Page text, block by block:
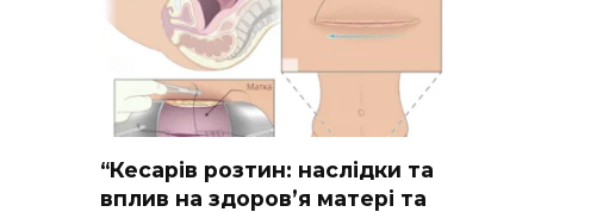
“Кесарів розтин: наслідки та
вплив на здоров’я матері та